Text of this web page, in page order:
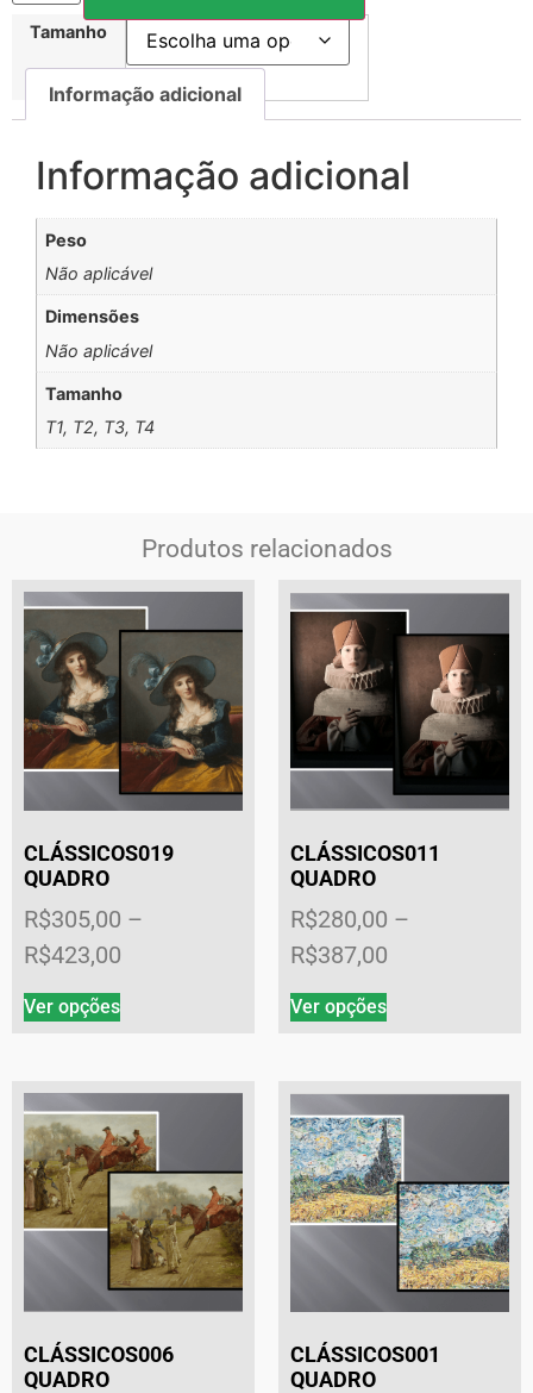
Tamanho
Informação adicional
Informação adicional
Peso
Não aplicável
Dimensões
Não aplicável
Tamanho
T1, T2, T3, T4
Produtos relacionados
CLÁSSICOS019
QUADRO
R$305,00 –
R$423,00
Ver opções
CLÁSSICOS011
QUADRO
R$280,00 –
R$387,00
Ver opções
CLÁSSICOS006
QUADRO
CLÁSSICOS001
QUADRO